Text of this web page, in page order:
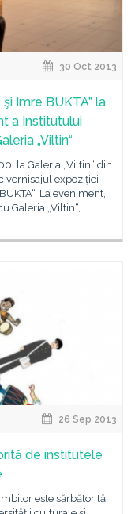
30 Oct 2013
Imre BUKTA” la
a Institutului
„Viltin“
la Galeria „Viltin“ din
vernisajul expoziţiei
La eveniment,
Galeria „Viltin“,
26 Sep 2013
de institutele
este sărbătorită